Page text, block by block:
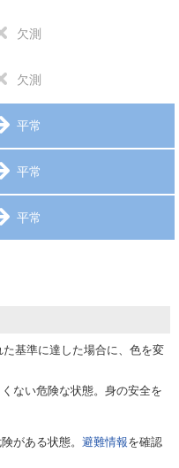
欠測
欠測
平常
平常
平常
基準に達した場合に、色を変
ない危険な状態。身の安全を
がある状態。 避難情報を確認